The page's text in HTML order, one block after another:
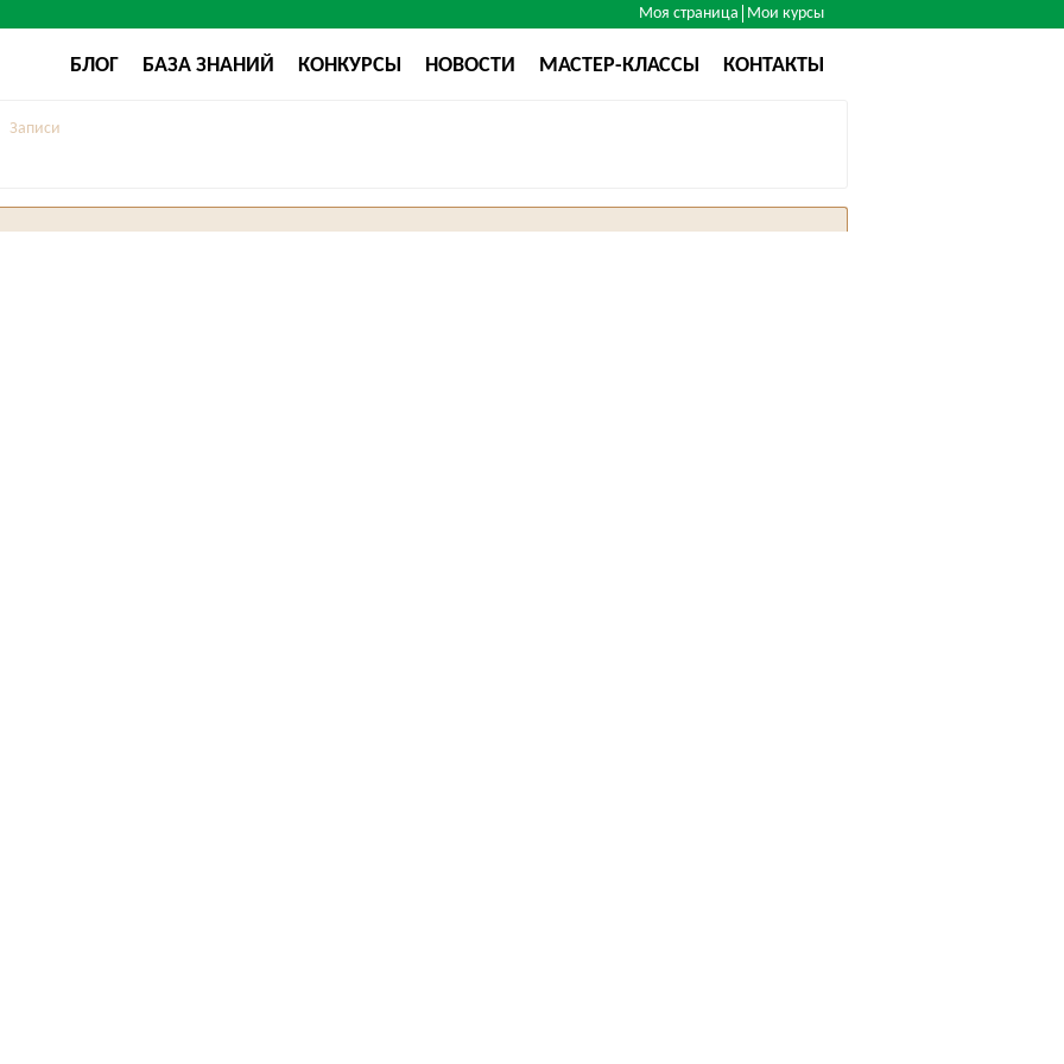
Моя страница Мои курсы
БЛОГ БАЗА ЗНАНИЙ КОНКУРСЫ НОВОСТИ МАСТЕР-КЛАССЫ КОНТАКТЫ
Записи